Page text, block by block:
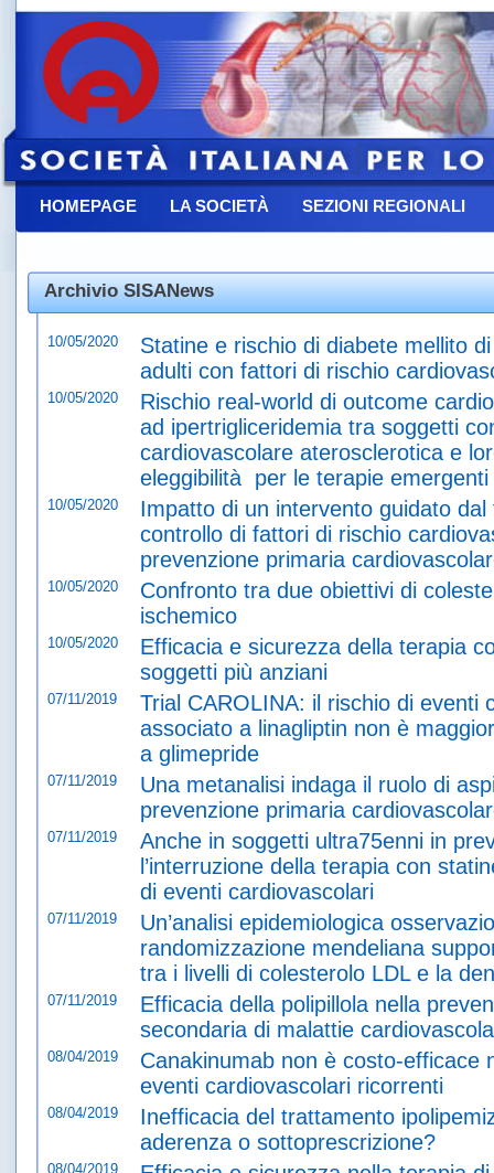
HOMEPAGE LA SOCIETÀ SEZIONI REGIONALI
Archivio SISANews
10/05/2020
Statine e rischio di diabete mellito
adulti con fattori di rischio
10/05/2020
Rischio real-world di outcome
ad ipertrigliceridemia tra soggetti
cardiovascolare aterosclerotica e
eleggibilità per le terapie emergenti
10/05/2020
Impatto di un intervento guidato
controllo di fattori di rischio
prevenzione primaria
10/05/2020
Confronto tra due obiettivi di
ischemico
10/05/2020
Efficacia e sicurezza della terapia
soggetti più anziani
07/11/2019
Trial CAROLINA: il rischio di eventi
associato a linagliptin non è
a glimepride
07/11/2019
Una metanalisi indaga il ruolo di
prevenzione primaria
07/11/2019
Anche in soggetti ultra75enni in
l’interruzione della terapia con
di eventi cardiovascolari
07/11/2019
Un’analisi epidemiologica
randomizzazione mendeliana
tra i livelli di colesterolo LDL e la
07/11/2019
Efficacia della polipillola nella
secondaria di malattie
08/04/2019
Canakinumab non è costo-efficace
eventi cardiovascolari ricorrenti
08/04/2019
Inefficacia del trattamento
aderenza o sottoprescrizione?
08/04/2019